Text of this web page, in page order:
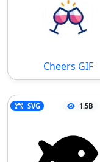
Cheers GIF
SVG 1.5B